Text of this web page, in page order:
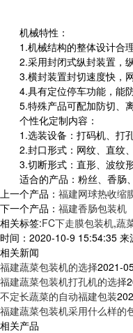
机械特性：
1.机械结构的整体设计合
2.采用封闭式纵封装置，
3.横封装置封切速度快，
4.具有定位停车功能，能防
5.特殊产品可配加防切、
个性化定制内容：
1.选装设备：打码机、打
2.封口形式：网纹、直纹
3.切断形式：直形、波纹
适合的产品：粉丝、香肠
上一个产品： 福建网球热收缩
下一个产品： 福建香肠包装机
相关标签:FC下走膜包装机,蔬
时间：2020-10-9 15:54:35
相关新闻
福建蔬菜包装机的选择2021-
福建蔬菜包装机打孔机的选择
不定长蔬菜的自动福建包装
福建蔬菜包装机采用什么样的
相关产品